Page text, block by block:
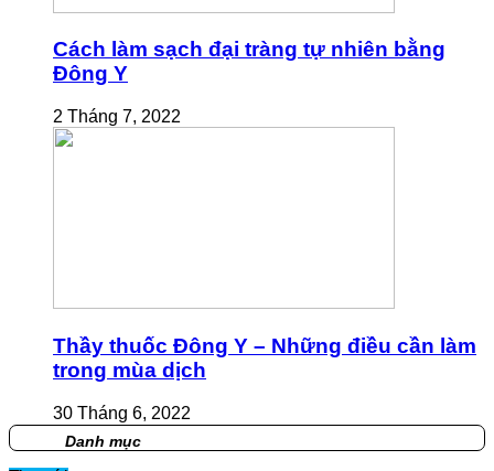
Cách làm sạch đại tràng tự nhiên bằng
Đông Y
2 Tháng 7, 2022
Thầy thuốc Đông Y – Những điều cần làm
trong mùa dịch
30 Tháng 6, 2022
Danh mục